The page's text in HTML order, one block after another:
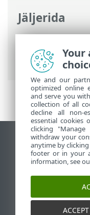
Jäljerida
ESET-i
Antivirus
>
Uudised
Vaata
End of Life
ESET-i teabebaas
ESET-i foorum
ESET Status
Piirkondlik tugi
Your
We and our
optimized online
and serve you
collection of all
decline all non-
essential cookies
clicking
withdraw your
anytime by
footer or in your
information, see